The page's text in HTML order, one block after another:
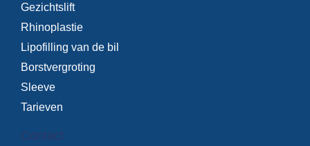
Gezichtslift
Rhinoplastie
Lipofilling van de bil
Borstvergroting
Sleeve
Tarieven
Contact